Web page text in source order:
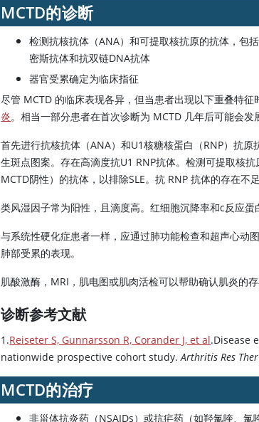
MCTD的诊断
检测抗核抗体（ANA）和可提取核抗原的抗体，包
密斯抗体和抗双链DNA抗体
器官受累确定为临床指征
尽管 MCTD 的临床表现各异，但当患者出现以下重叠特征
炎。相当一部分患者在首次诊断为 MCTD 几年后可能会
首先进行抗核抗体（ANA）和U1核糖核蛋白（RNP）抗
生斑点图案。存在高滴度抗U1 RNP抗体。检测可提取核
MCTD阴性）的抗体，以排除SLE。抗 RNP 抗体的存在不
类风湿因子常为阳性，且滴度高。红细胞沉降率和c反应蛋
与系统性硬化症患者一样，应通过肺功能检查和超声心动
肺部受累的表现。
肌酸激酶，MRI，肌电图或肌肉活检可以帮助确认肌炎的存
诊断参考文献
1.Reiseter S, Gunnarsson R, Corander J, et al.Disease
nationwide prospective cohort study.Arthritis Res Ther
MCTD的治疗
非甾体抗炎药（NSAIDs）或抗疟药（如羟氯喹、氯